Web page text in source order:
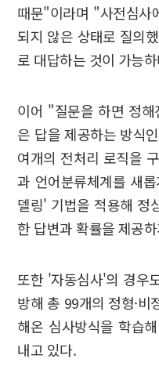
때문"이라며 "사전심사
되지 않은 상태로 질의
로 대답하는 것이 가능
이어 "질문을 하면 정
은 답을 제공하는 방식
여개의 전처리 로직을
과 언어분류체계를 새
델링' 기법을 적용해 정
한 답변과 확률을 제공
또한 '자동심사'의 경우
방해 총 99개의 정형·
해온 심사방식을 학습
내고 있다.